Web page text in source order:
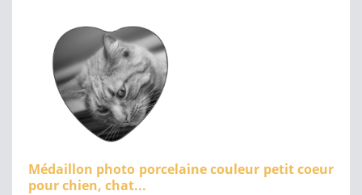
Médaillon photo porcelaine couleur petit coeur
pour chien, chat...